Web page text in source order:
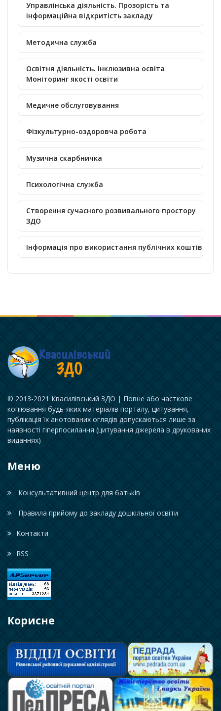
Управлінська діяльність. Прозорість та
інформаційна відкритість закладу
Методична служба
Освітня діяльність. Інклюзивна освіта
Моніторинг якості освіти
Медичне обслуговування
Фізкультурно-оздоровча робота
Музична скарбничка
Психологічна служба
Створення сучасного розвивального простору
ЗДО
Інформація про використання публічних коштів
© 2013-2021 Квасилівський ЗДО | Повне або часткове
копіювання будь-яких матеріалів порталу, цитування,
публікація їх анотованих оглядів допускаються лише за
наявності гіперпосилання (цитування джерела в друкованих
виданнях)
Меню
Консультативний центр для батьків
Правила прийому до закладу дошкільної освіти
Контакти
RSS
Корисне